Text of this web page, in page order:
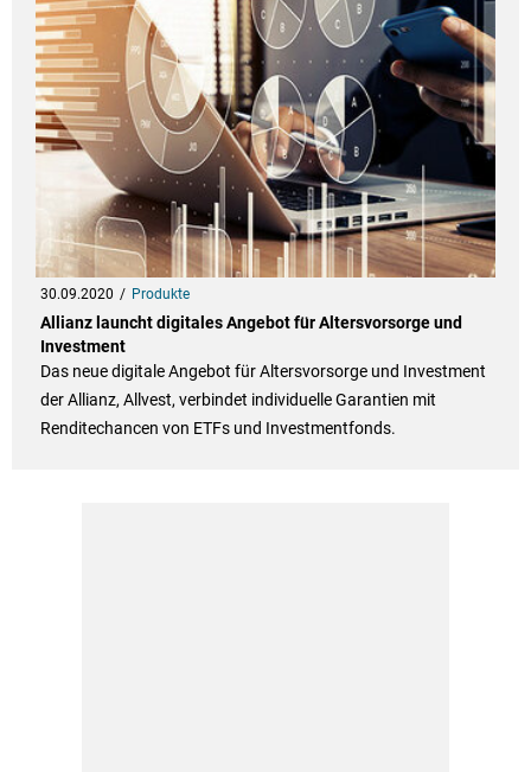
30.09.2020 Produkte
Allianz launcht digitales Angebot für Altersvorsorge und
Investment
Das neue digitale Angebot für Altersvorsorge und Investment
der Allianz, Allvest, verbindet individuelle Garantien mit
Renditechancen von ETFs und Investmentfonds.